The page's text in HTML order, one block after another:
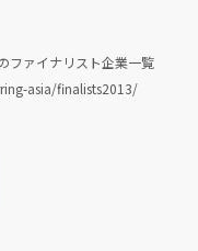
ファイナリスト企業一覧
asia/finalists2013/